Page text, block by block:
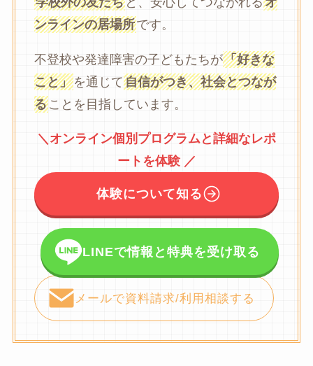
ンラインの居場所です。
不登校や発達障害の子どもたちが「好きな
こと」を通じて自信がつき、社会とつなが
ることを目指しています。
＼オンライン個別プログラムと詳細なレポ
ートを体験 ／
体験について知る
LINEで情報と特典を受け取る
メールで資料請求/利用相談する